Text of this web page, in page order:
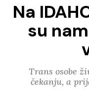
Na
su
Trans osobe
čekanju, a